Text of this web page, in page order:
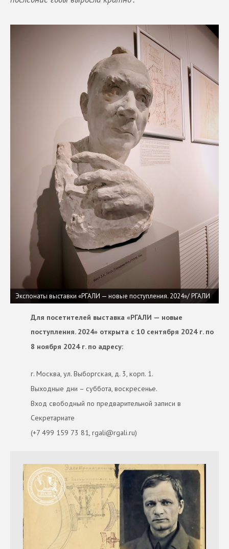
Экспонаты выставки «РГАЛИ — новые поступления. 2024»/ РГАЛИ
Для посетителей выставка «РГАЛИ — новые
поступления. 2024» открыта с 10 сентября 2024 г. по
8 ноября 2024 г. по адресу:
г. Москва, ул. Выборгская, д. 3, корп. 1.
Выходные дни – суббота, воскресенье.
Вход свободный по предварительной записи в
Секретариате
(+7 499 159 73 81, rgali@rgali.ru)